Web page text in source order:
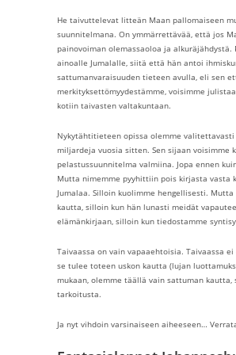
He taivuttelevat litteän Maan pallomaiseen
suunnitelmana. On ymmärrettävää, että jos
painovoiman olemassaoloa ja
ainoalle Jumalalle, siitä että hän antoi
sattumanvaraisuuden tieteen avulla, eli sen
merkityksettömyydestämme, voisimme
kotiin taivasten valtakuntaan.
Nykytähtitieteen opissa olemme
miljardeja vuosia sitten. Sen sijaan voisimme
pelastussuunnitelma valmiina. Jopa ennen
Mutta nimemme pyyhittiin pois kirjasta vasta
Jumalaa. Silloin kuolimme hengellisesti.
kautta, silloin kun hän lunasti meidät
elämänkirjaan, silloin kun tiedostamme
Taivaassa on vain vapaaehtoisia. Taivaassa
se tulee toteen uskon kautta (lujan
mukaan, olemme täällä vain sattuman
tarkoitusta.
Ja nyt vihdoin varsinaiseen aiheeseen…